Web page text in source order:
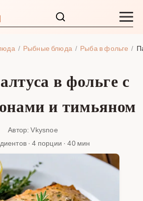
Рыбные блюда Рыба в фольге
в фольге с
и тимьяном
Автор: Vkysnoe
· 4 порции · 40 мин